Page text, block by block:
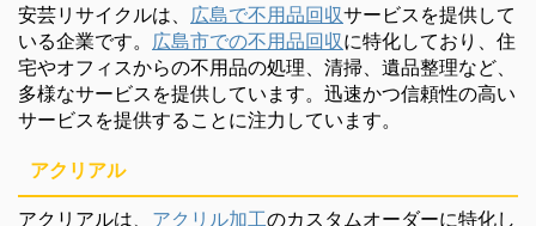
安芸リサイクルは、 広島で不用品回収サービスを提供して
いる企業です。 広島市での不用品回収に特化しており、住
宅やオフィスからの不用品の処理、清掃、遺品整理など、
多様なサービスを提供しています。迅速かつ信頼性の高い
サービスを提供することに注力しています。
アクリアル
アクリアルは、 アクリル加工のカスタムオーダーに特化し